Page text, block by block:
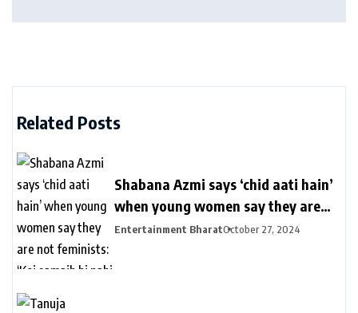
Related Posts
Shabana Azmi says ‘chid aati hain’
when young women say they are
not feminists: ‘Koi samajh hi nahi
Entertainment BharatOctober 27, 2024